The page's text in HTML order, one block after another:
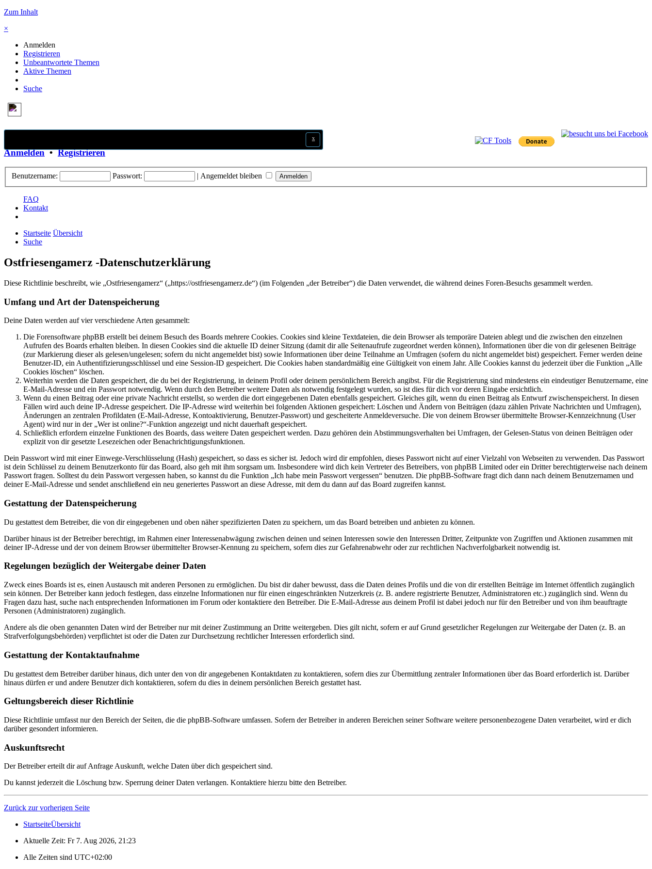
Zum Inhalt
×
Anmelden
Registrieren
Unbeantwortete Themen
Aktive Themen
Suche
x
x
x
x
×
Anmelden•Registrieren
Benutzername: Passwort: | Angemeldet bleiben
FAQ
Kontakt
Startseite Übersicht
Suche
Ostfriesengamerz -Datenschutzerklärung
Diese Richtlinie beschreibt, wie „Ostfriesengamerz“ („https://ostfriesengamerz.de“) (im Folgenden „der Betreiber“) die Daten verwendet, die während deines Foren-Besuchs gesammelt werden.
Umfang und Art der Datenspeicherung
Deine Daten werden auf vier verschiedene Arten gesammelt:
Die Forensoftware phpBB erstellt bei deinem Besuch des Boards mehrere Cookies. Cookies sind kleine Textdateien, die dein Browser als temporäre Dateien ablegt und die zwischen den einzelnen
Aufrufen des Boards erhalten bleiben. In diesen Cookies sind die aktuelle ID deiner Sitzung (damit dir alle Seitenaufrufe zugeordnet werden können), Informationen über die von dir gelesenen Beiträge
(zur Markierung dieser als gelesen/ungelesen; sofern du nicht angemeldet bist) sowie Informationen über deine Teilnahme an Umfragen (sofern du nicht angemeldet bist) gespeichert. Ferner werden deine
Benutzer-ID, ein Authentifizierungsschlüssel und eine Session-ID gespeichert. Die Cookies haben standardmäßig eine Gültigkeit von einem Jahr. Alle Cookies kannst du jederzeit über die Funktion „Alle
Cookies löschen“ löschen.
Weiterhin werden die Daten gespeichert, die du bei der Registrierung, in deinem Profil oder deinem persönlichem Bereich angibst. Für die Registrierung sind mindestens ein eindeutiger Benutzername, eine
E-Mail-Adresse und ein Passwort notwendig. Wenn durch den Betreiber weitere Daten als notwendig festgelegt wurden, so ist dies für dich vor deren Eingabe ersichtlich.
Wenn du einen Beitrag oder eine private Nachricht erstellst, so werden die dort eingegebenen Daten ebenfalls gespeichert. Gleiches gilt, wenn du einen Beitrag als Entwurf zwischenspeicherst. In diesen
Fällen wird auch deine IP-Adresse gespeichert. Die IP-Adresse wird weiterhin bei folgenden Aktionen gespeichert: Löschen und Ändern von Beiträgen (dazu zählen Private Nachrichten und Umfragen),
Änderungen an zentralen Profildaten (E-Mail-Adresse, Kontoaktivierung, Benutzer-Passwort) und gescheiterte Anmeldeversuche. Die von deinem Browser übermittelte Browser-Kennzeichnung (User
Agent) wird nur in der „Wer ist online?“-Funktion angezeigt und nicht dauerhaft gespeichert.
Schließlich erfordern einzelne Funktionen des Boards, dass weitere Daten gespeichert werden. Dazu gehören dein Abstimmungsverhalten bei Umfragen, der Gelesen-Status von deinen Beiträgen oder
explizit von dir gesetzte Lesezeichen oder Benachrichtigungsfunktionen.
Dein Passwort wird mit einer Einwege-Verschlüsselung (Hash) gespeichert, so dass es sicher ist. Jedoch wird dir empfohlen, dieses Passwort nicht auf einer Vielzahl von Webseiten zu verwenden. Das Passwort
ist dein Schlüssel zu deinem Benutzerkonto für das Board, also geh mit ihm sorgsam um. Insbesondere wird dich kein Vertreter des Betreibers, von phpBB Limited oder ein Dritter berechtigterweise nach deinem
Passwort fragen. Solltest du dein Passwort vergessen haben, so kannst du die Funktion „Ich habe mein Passwort vergessen“ benutzen. Die phpBB-Software fragt dich dann nach deinem Benutzernamen und
deiner E-Mail-Adresse und sendet anschließend ein neu generiertes Passwort an diese Adresse, mit dem du dann auf das Board zugreifen kannst.
Gestattung der Datenspeicherung
Du gestattest dem Betreiber, die von dir eingegebenen und oben näher spezifizierten Daten zu speichern, um das Board betreiben und anbieten zu können.
Darüber hinaus ist der Betreiber berechtigt, im Rahmen einer Interessenabwägung zwischen deinen und seinen Interessen sowie den Interessen Dritter, Zeitpunkte von Zugriffen und Aktionen zusammen mit
deiner IP-Adresse und der von deinem Browser übermittelter Browser-Kennung zu speichern, sofern dies zur Gefahrenabwehr oder zur rechtlichen Nachverfolgbarkeit notwendig ist.
Regelungen bezüglich der Weitergabe deiner Daten
Zweck eines Boards ist es, einen Austausch mit anderen Personen zu ermöglichen. Du bist dir daher bewusst, dass die Daten deines Profils und die von dir erstellten Beiträge im Internet öffentlich zugänglich
sein können. Der Betreiber kann jedoch festlegen, dass einzelne Informationen nur für einen eingeschränkten Nutzerkreis (z. B. andere registrierte Benutzer, Administratoren etc.) zugänglich sind. Wenn du
Fragen dazu hast, suche nach entsprechenden Informationen im Forum oder kontaktiere den Betreiber. Die E-Mail-Adresse aus deinem Profil ist dabei jedoch nur für den Betreiber und von ihm beauftragte
Personen (Administratoren) zugänglich.
Andere als die oben genannten Daten wird der Betreiber nur mit deiner Zustimmung an Dritte weitergeben. Dies gilt nicht, sofern er auf Grund gesetzlicher Regelungen zur Weitergabe der Daten (z. B. an
Strafverfolgungsbehörden) verpflichtet ist oder die Daten zur Durchsetzung rechtlicher Interessen erforderlich sind.
Gestattung der Kontaktaufnahme
Du gestattest dem Betreiber darüber hinaus, dich unter den von dir angegebenen Kontaktdaten zu kontaktieren, sofern dies zur Übermittlung zentraler Informationen über das Board erforderlich ist. Darüber
hinaus dürfen er und andere Benutzer dich kontaktieren, sofern du dies in deinem persönlichen Bereich gestattet hast.
Geltungsbereich dieser Richtlinie
Diese Richtlinie umfasst nur den Bereich der Seiten, die die phpBB-Software umfassen. Sofern der Betreiber in anderen Bereichen seiner Software weitere personenbezogene Daten verarbeitet, wird er dich
darüber gesondert informieren.
Auskunftsrecht
Der Betreiber erteilt dir auf Anfrage Auskunft, welche Daten über dich gespeichert sind.
Du kannst jederzeit die Löschung bzw. Sperrung deiner Daten verlangen. Kontaktiere hierzu bitte den Betreiber.
Zurück zur vorherigen Seite
StartseiteÜbersicht
Aktuelle Zeit: Fr 7. Aug 2026, 21:23
Alle Zeiten sind UTC+02:00